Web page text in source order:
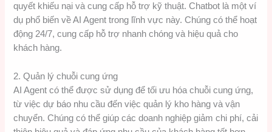
quyết khiếu nại và cung cấp hỗ trợ kỹ thuật. Chatbot là một ví
dụ phổ biến về AI Agent trong lĩnh vực này. Chúng có thể hoạt
động 24/7, cung cấp hỗ trợ nhanh chóng và hiệu quả cho
khách hàng.
2. Quản lý chuỗi cung ứng
AI Agent có thể được sử dụng để tối ưu hóa chuỗi cung ứng,
từ việc dự báo nhu cầu đến việc quản lý kho hàng và vận
chuyển. Chúng có thể giúp các doanh nghiệp giảm chi phí, cải